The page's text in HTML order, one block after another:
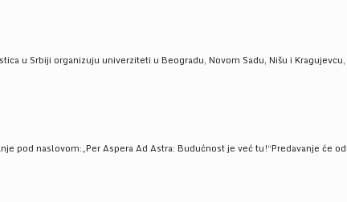
u Srbiji organizuju univerziteti u Beogradu, Novom Sadu, Nišu i
pod naslovom:„Per Aspera Ad Astra: Budućnost je već tu!“Predavanje će